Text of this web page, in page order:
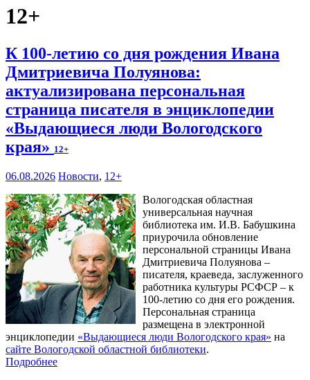
12+
К 100-летию со дня рождения Ивана
Дмитриевича Полуянова:
актуализирована персональная
страница писателя в энциклопедии
«Выдающиеся люди Вологодского
края» 12+
06.08.2026 Новости, 12+
Вологодская областная
универсальная научная
библиотека им. И.В. Бабушкина
приурочила обновление
персональной страницы Ивана
Дмитриевича Полуянова –
писателя, краеведа, заслуженного
работника культуры РСФСР – к
100‑летию со дня его рождения.
Персональная страница
размещена в электронной
энциклопедии «Выдающиеся люди Вологодского края» на
сайте Вологодской областной библиотеки.
Подробнее